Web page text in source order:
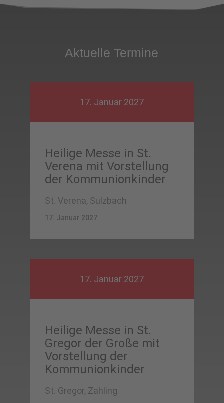
Aktuelle Termine
17. Januar 2027
Heilige Messe in St.
Verena mit Vorstellung
der Kommunionkinder
St. Verena, Sulzbach
17. Januar 2027
17. Januar 2027
Heilige Messe in St.
Gregor der Große mit
Vorstellung der
Kommunionkinder
St. Gregor, Zahling